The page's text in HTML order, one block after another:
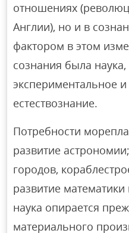
отношениях
Англии), но и в
фактором в этом
сознания была
экспериментальное
естествознание.
Потребности
развитие
городов,
развитие
наука опирается
материального